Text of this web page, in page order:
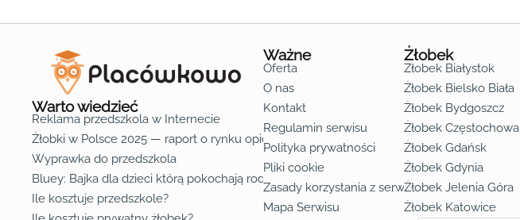
Warto wiedzieć
Reklama przedszkola w Internecie
Żłobki w Polsce 2025 — raport o rynku opieki nad dziećmi do lat 3
Wyprawka do przedszkola
Bluey: Bajka dla dzieci którą pokochają rodzice
Ile kosztuje przedszkole?
Ważne
Oferta
O nas
Kontakt
Regulamin serwisu
Polityka prywatności
Pliki cookie
Zasady korzystania z serwisu
Mapa Serwisu
Żłobek
Żłobek Białystok
Żłobek Bielsko Biała
Żłobek Bydgoszcz
Żłobek Częstochowa
Żłobek Gdańsk
Żłobek Gdynia
Żłobek Jelenia Góra
Żłobek Katowice